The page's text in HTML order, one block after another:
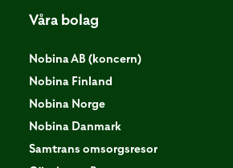
Våra bolag
Nobina AB (koncern)
Nobina Finland
Nobina Norge
Nobina Danmark
Samtrans omsorgsresor